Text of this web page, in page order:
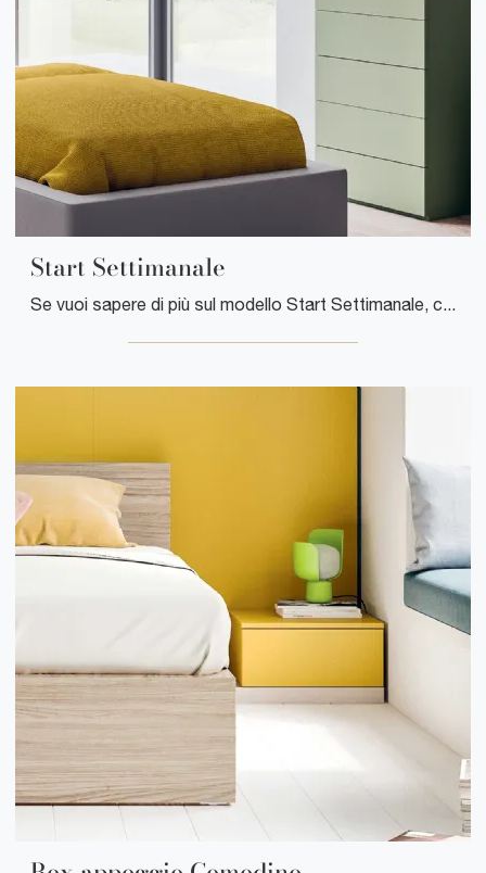
Start Settimanale
Se vuoi sapere di più sul modello Start Settimanale, clicca e scopri i Comodini e comò Clever ideali per la tua zona notte.